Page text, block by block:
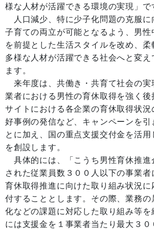
様な人材が活躍できる環境の実現」で
人口減少、特に少子化問題の克服に
子育ての両立が可能となるよう、男性
を前提とした生活スタイルを改め、
多様な人材が活躍できる社会へと変え
ます。
来年度は、共働き・共育て社会の実
業者における男性の育休取得を強く後
サイトにおける各企業の育休取得状況
好事例の発信など、キャンペーンを引
とに加え、国の重点支援交付金を活用
を創設します。
具体的には、「こうち男性育休推進
された従業員数３００人以下の事業
育休取得推進に向けた取り組み状況に
付することとします。その際、業務の
化などの課題に対応した取り組み等を
には支援金を１事業者当たり最大３０